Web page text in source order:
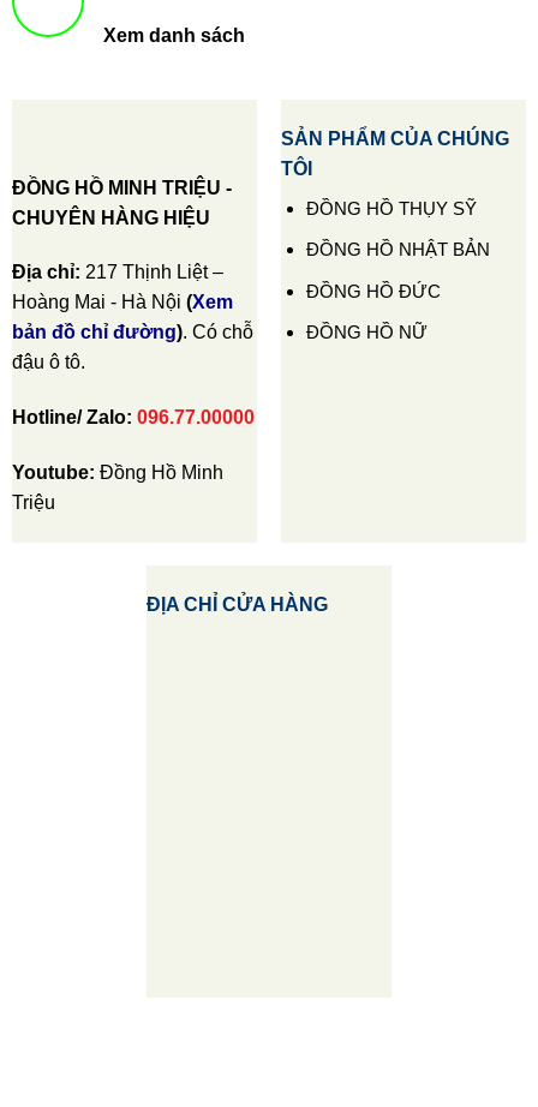
Xem danh sách
ĐỒNG HỒ MINH TRIỆU -
CHUYÊN HÀNG HIỆU
Địa chỉ: 217 Thịnh Liệt –
Hoàng Mai - Hà Nội (Xem
bản đồ chỉ đường). Có chỗ
đậu ô tô.
Hotline/ Zalo: 096.77.00000
Youtube: Đồng Hồ Minh
Triệu
SẢN PHẨM CỦA CHÚNG
TÔI
ĐỒNG HỒ THỤY SỸ
ĐỒNG HỒ NHẬT BẢN
ĐỒNG HỒ ĐỨC
ĐỒNG HỒ NỮ
ĐỊA CHỈ CỬA HÀNG